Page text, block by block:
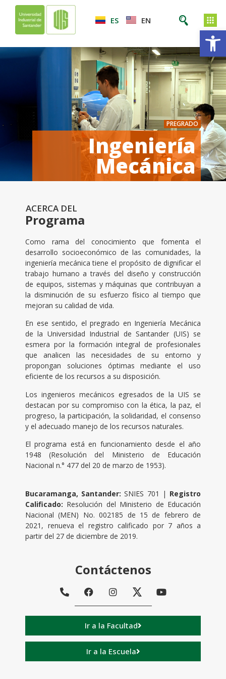
ES EN
PREGRADO
Ingeniería
Mecánica
ACERCA DEL
Programa
Como rama del conocimiento que fomenta el
desarrollo socioeconómico de las comunidades, la
ingeniería mecánica tiene el propósito de dignificar el
trabajo humano a través del diseño y construcción
de equipos, sistemas y máquinas que contribuyan a
la disminución de su esfuerzo físico al tiempo que
mejoran su calidad de vida.
En ese sentido, el pregrado en Ingeniería Mecánica
de la Universidad Industrial de Santander (UIS) se
esmera por la formación integral de profesionales
que analicen las necesidades de su entorno y
propongan soluciones óptimas mediante el uso
eficiente de los recursos a su disposición.
Los ingenieros mecánicos egresados de la UIS se
destacan por su compromiso con la ética, la paz, el
progreso, la participación, la solidaridad, el consenso
y el adecuado manejo de los recursos naturales.
El programa está en funcionamiento desde el año
1948 (Resolución del Ministerio de Educación
Nacional n.° 477 del 20 de marzo de 1953).
Bucaramanga, Santander:SNIES 701 | Registro
Calificado: Resolución del Ministerio de Educación
Nacional (MEN) No. 002185 de 15 de febrero de
2021, renueva el registro calificado por 7 años a
partir del 27 de diciembre de 2019.
Contáctenos
Ir a la Facultad
Ir a la Escuela